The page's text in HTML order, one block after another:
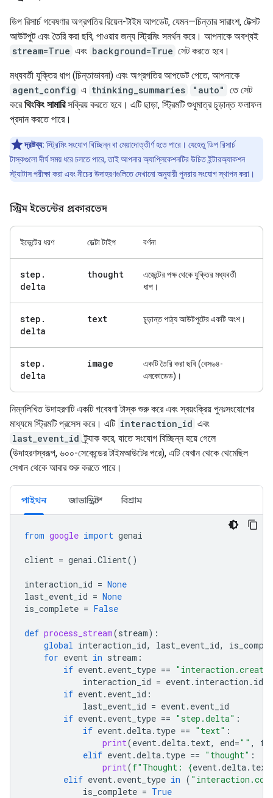
ডিপ রিসার্চ গবেষণার অগ্রগতির রিয়েল-টাইম আপডেট, যেমন—চিন্তার সারাংশ, টেক্সট
আউটপুট এবং তৈরি করা ছবি, পাওয়ার জন্য স্ট্রিমিং সমর্থন করে। আপনাকে অবশ্যই
stream=True এবং background=True সেট করতে হবে।
মধ্যবর্তী যুক্তির ধাপ (চিন্তাভাবনা) এবং অগ্রগতির আপডেট পেতে, আপনাকে
agent_config এ thinking_summaries "auto" তে সেট
করেথিংকিং সামারিসক্রিয় করতে হবে। এটি ছাড়া, স্ট্রিমটি শুধুমাত্র চূড়ান্ত ফলাফল
প্রদান করতে পারে।
দ্রষ্টব্য: স্ট্রিমিং সংযোগ বিচ্ছিন্ন বা মেয়াদোত্তীর্ণ হতে পারে। যেহেতু ডিপ রিসার্চ
টাস্কগুলো দীর্ঘ সময় ধরে চলতে পারে, তাই আপনার অ্যাপ্লিকেশনটির উচিত ইন্টারঅ্যাকশন
স্ট্যাটাস পরীক্ষা করা এবং নীচের উদাহরণগুলিতে দেখানো অনুযায়ী পুনরায় সংযোগ স্থাপন করা।
স্ট্রিম ইভেন্টের প্রকারভেদ
ইভেন্টের ধরণ ডেল্টা টাইপ বর্ণনা
step .
delta
thought
এজেন্টের পক্ষ থেকে যুক্তির মধ্যবর্তী
ধাপ।
step .
delta
text চূড়ান্ত পাঠ্য আউটপুটের একটি অংশ।
step .
delta
image
একটি তৈরি করা ছবি (বেস৬৪-
এনকোডেড)।
নিম্নলিখিত উদাহরণটি একটি গবেষণা টাস্ক শুরু করে এবং স্বয়ংক্রিয় পুনঃসংযোগের
মাধ্যমে স্ট্রিমটি প্রসেস করে। এটি interaction_id এবং
last_event_id ট্র্যাক করে, যাতে সংযোগ বিচ্ছিন্ন হয়ে গেলে
(উদাহরণস্বরূপ, ৬০০-সেকেন্ডের টাইমআউটের পরে), এটি যেখান থেকে থেমেছিল
সেখান থেকে আবার শুরু করতে পারে।
পাইথন জাভাস্ক্রিপ্ট বিশ্রাম
from google import genai
client = genai .Client()
interaction_id = None
last_event_id = None
is_complete = False
def process_stream(stream):
global interaction_id, last_event_id,
for event in stream :
if event. event_type ==
interaction_id = event. interaction . id
if event. event_id :
last_event_id = event. event_id
if event. event_type == "step.delta" :
if event.delta. type == "text" :
print(event.delta. text, end="" ,
elif event.delta. type == "thought" :
print(f"Thought: {event.delta. text
elif event. event_type in (
is_complete = True